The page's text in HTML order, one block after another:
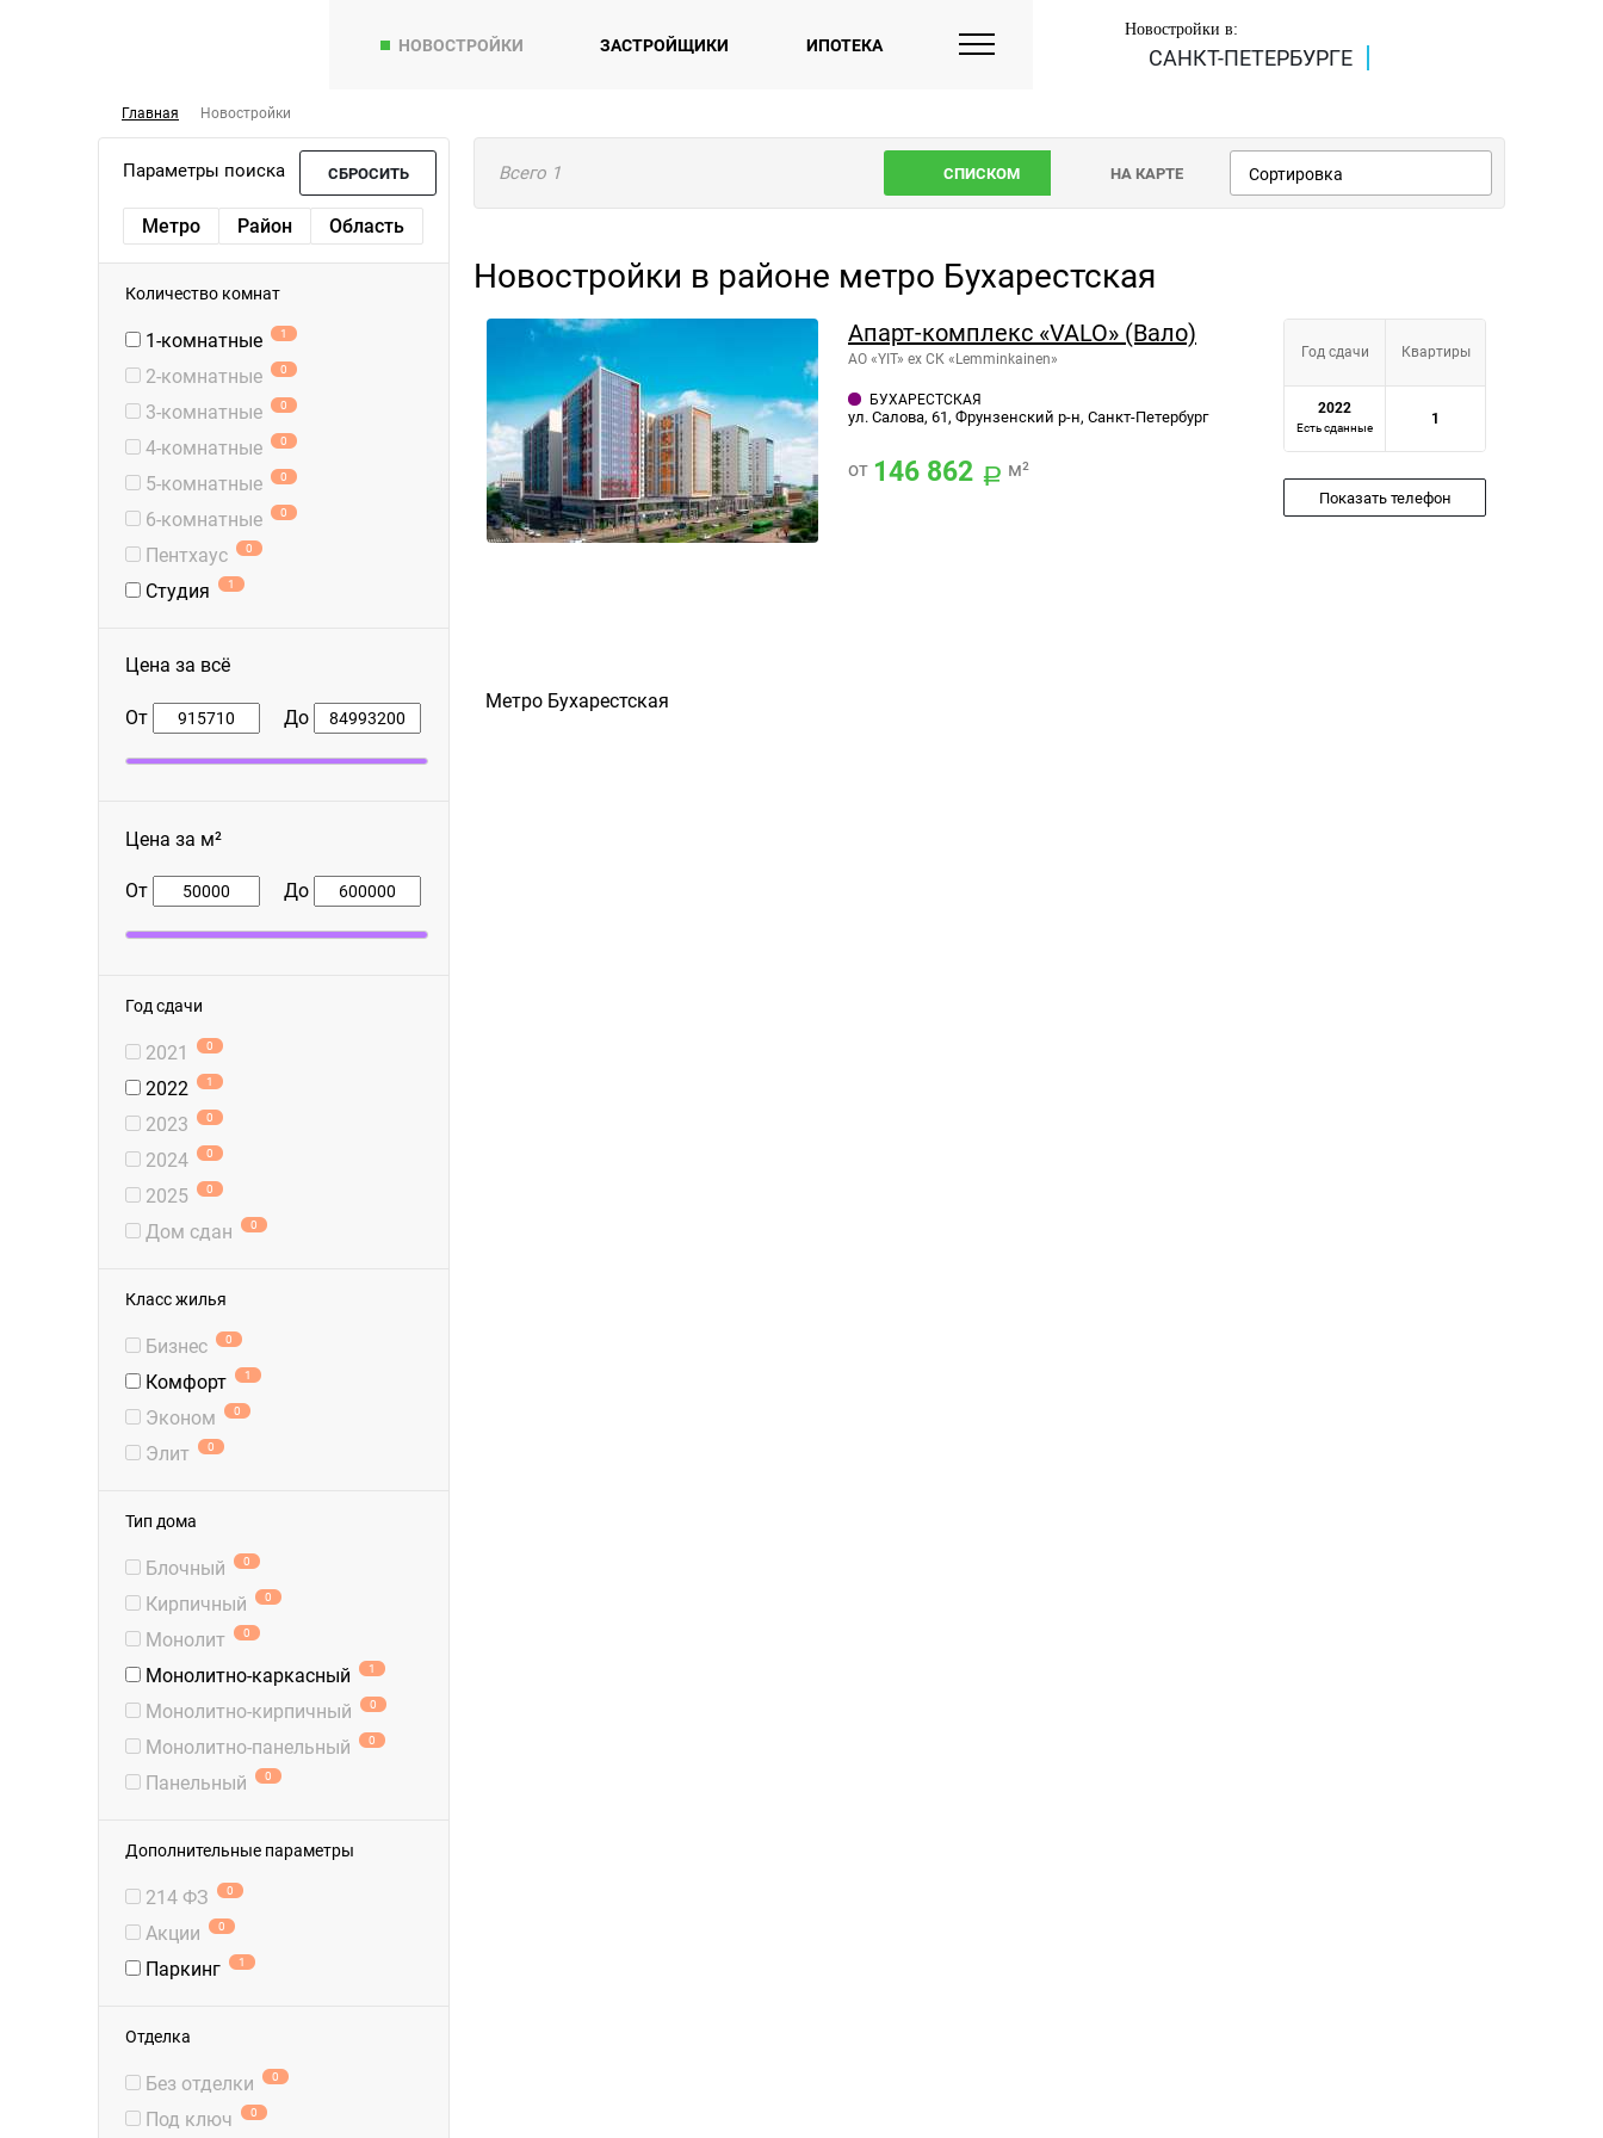
НОВОСТРОЙКИ ЗАСТРОЙЩИКИ ИПОТЕКА
Новостройки в:
САНКТ-ПЕТЕРБУРГЕ
Главная Новостройки
Параметры поиска СБРОСИТЬ
Метро Район Область
Количество комнат
1-комнатные 1
2-комнатные 0
3-комнатные 0
4-комнатные 0
5-комнатные 0
6-комнатные 0
Пентхаус 0
Студия 1
Цена за всё
От До
Цена за м²
От До
Год сдачи
2021 0
2022 1
2023 0
2024 0
2025 0
Дом сдан 0
Класс жилья
Бизнес 0
Комфорт 1
Эконом 0
Элит 0
Тип дома
Блочный 0
Кирпичный 0
Монолит 0
Монолитно-каркасный 1
Монолитно-кирпичный 0
Монолитно-панельный 0
Панельный 0
Дополнительные параметры
214 ФЗ 0
Акции 0
Паркинг 1
Отделка
Без отделки 0
Под ключ 0
Всего 1 Сортировка
НА КАРТЕ
СПИСКОМ
Новостройки в районе метро Бухарестская
Апарт-комплекс «VALO» (Вало)
АО «YIT» ex СК «Lemminkainen»
БУХАРЕСТСКАЯ
ул. Салова, 61, Фрунзенский р-н, Санкт-Петербург
от 146 862 м²
Год сдачи Квартиры
2022
Есть сданные
1
Показать телефон
Метро Бухарестская